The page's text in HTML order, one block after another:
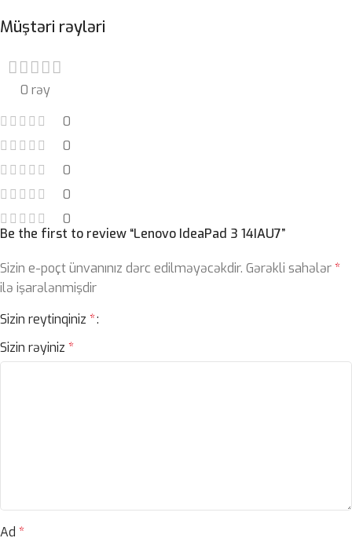
Müştəri rəyləri
0 rəy
0
0
0
0
0
Be the first to review “Lenovo IdeaPad 3 14IAU7”
Sizin e-poçt ünvanınız dərc edilməyəcəkdir. Gərəkli sahələr*
ilə işarələnmişdir
Sizin reytinqiniz *
Sizin rəyiniz *
Ad *